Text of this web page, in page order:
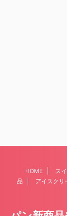
HOME ス
品
アイスクリ